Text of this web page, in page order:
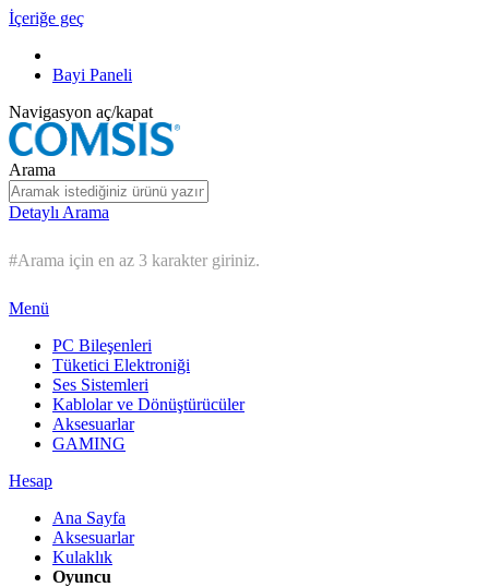
İçeriğe geç
Bayi Paneli
Navigasyon aç/kapat
Arama
Detaylı Arama
#Arama için en az 3 karakter giriniz.
Menü
PC Bileşenleri
Tüketici Elektroniği
Ses Sistemleri
Kablolar ve Dönüştürücüler
Aksesuarlar
GAMING
Hesap
Ana Sayfa
Aksesuarlar
Kulaklık
Oyuncu